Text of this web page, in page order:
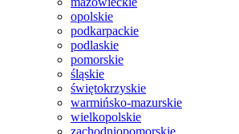
opolskie
podkarpackie
podlaskie
pomorskie
śląskie
świętokrzyskie
warmińsko-mazurskie
wielkopolskie
zachodniopomorskie